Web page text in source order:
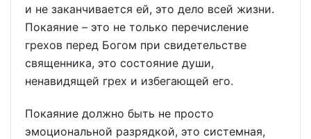
и не заканчивается ей, это дело всей жизни.
Покаяние – это не только перечисление
грехов перед Богом при свидетельстве
священника, это состояние души,
ненавидящей грех и избегающей его.
Покаяние должно быть не просто
эмоциональной разрядкой, это системная,